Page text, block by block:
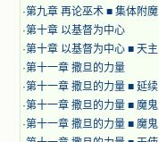
·第九章 再论巫术 ■ 集体附魔
·第十章 以基督为中心
·第十章 以基督为中心 ■ 天主
·第十一章 撒旦的力量
·第十一章 撒旦的力量 ■ 延续
·第十一章 撒旦的力量 ■ 魔鬼
·第十一章 撒旦的力量 ■ 魔鬼